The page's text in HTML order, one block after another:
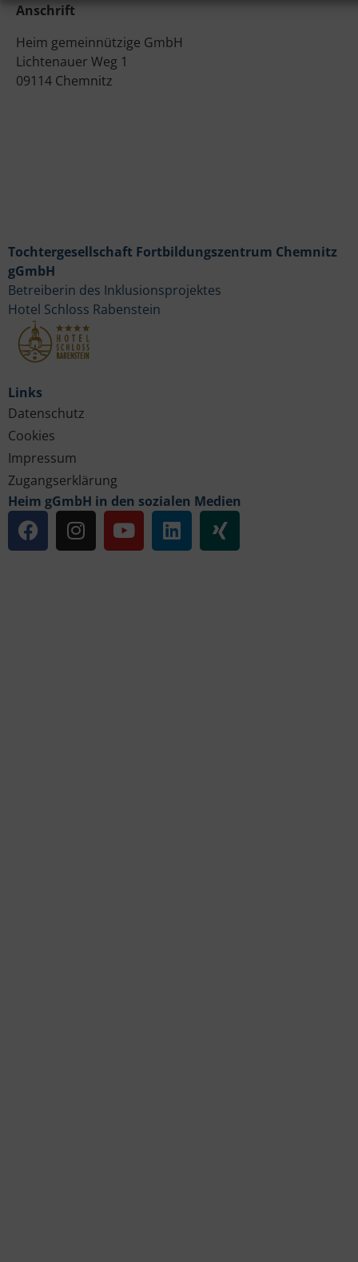
Anschrift
Heim gemeinnützige GmbH
Lichtenauer Weg 1
09114 Chemnitz
Links
Datenschutz
Cookies
Impressum
Zugangserklärung
Heim gGmbH in den sozialen Medien
Tochtergesellschaft Fortbildungszentrum Chemnitz
gGmbH
Betreiberin des Inklusionsprojektes
Hotel Schloss Rabenstein